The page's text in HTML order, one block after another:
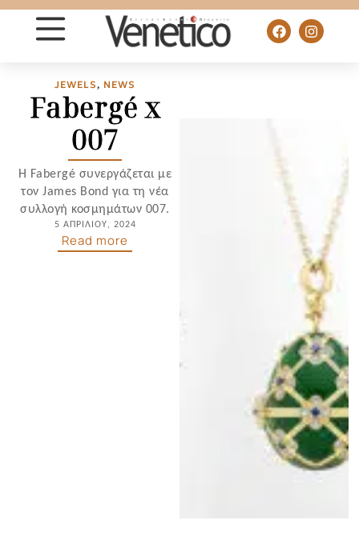
JEWELS, NEWS
Fabergé x
007
Η Fabergé συνεργάζεται με
τον James Bond για τη νέα
συλλογή κοσμημάτων 007.
5 ΑΠΡΙΛΊΟΥ, 2024
Read more